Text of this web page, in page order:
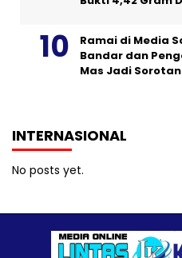
Ramai di Media
Bandar dan
Mas Jadi
INTERNASIONAL
No posts yet.